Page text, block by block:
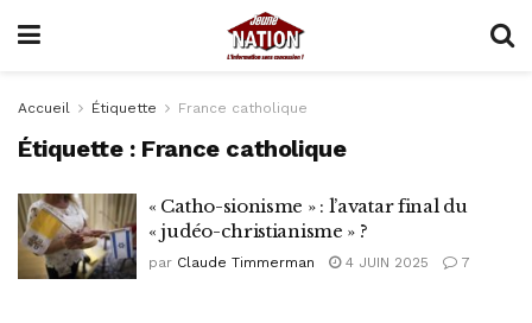
Accueil Étiquette France catholique
Étiquette : France catholique
« Catho-sionisme » : l’avatar final du
« judéo-christianisme » ?
par Claude Timmerman 4 JUIN 2025 7